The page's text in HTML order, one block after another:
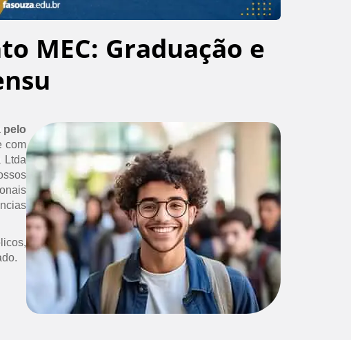
MEC: Graduação e
pelo
com
Ltda